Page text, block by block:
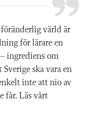
värld är
för lärare en
ingrediens om
Sverige ska vara en
inte att nio av
får. Läs vårt